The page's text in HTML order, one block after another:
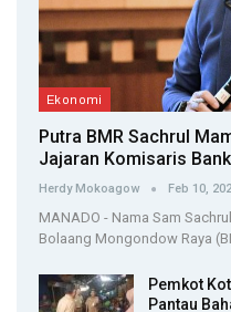
Ekonomi
Putra BMR Sachrul
Jajaran Komisaris
Herdy Mokoagow Feb 10,
MANADO - Nama Sam
Bolaang Mongondow Raya
Pemkot
Pantau